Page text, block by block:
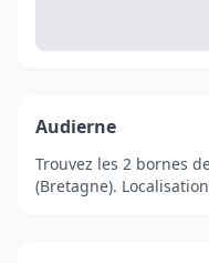
Audierne
Trouvez les 2 bornes
(Bretagne).